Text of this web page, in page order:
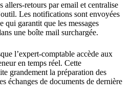
retours par email et centralise
Les notifications sont envoyées
qui garantit que les messages
une boîte mail surchargée.
l’expert-comptable accède aux
en temps réel. Cette
grandement la préparation des
échanges de documents de dernière